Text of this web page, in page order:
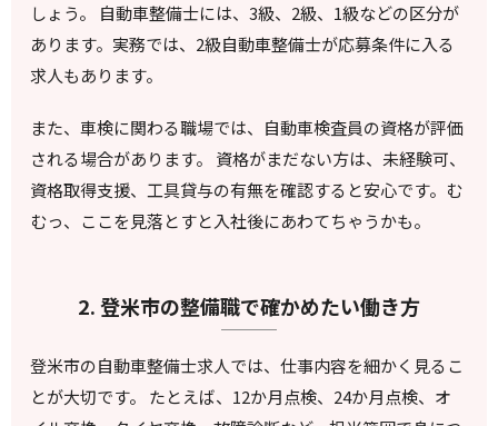
しょう。 自動車整備士には、3級、2級、1級などの区分が
あります。実務では、2級自動車整備士が応募条件に入る
求人もあります。
また、車検に関わる職場では、自動車検査員の資格が評価
される場合があります。 資格がまだない方は、未経験可、
資格取得支援、工具貸与の有無を確認すると安心です。む
むっ、ここを見落とすと入社後にあわてちゃうかも。
2. 登米市の整備職で確かめたい働き方
登米市の自動車整備士求人では、仕事内容を細かく見るこ
とが大切です。 たとえば、12か月点検、24か月点検、オ